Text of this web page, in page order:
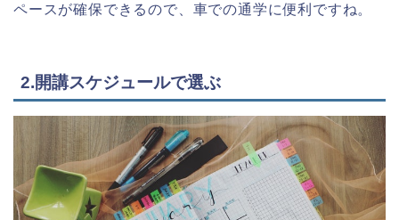
ペースが確保できるので、車での通学に便利ですね。
2.開講スケジュールで選ぶ